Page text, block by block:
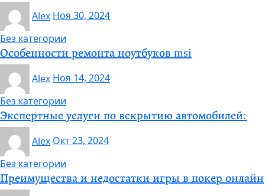
Alex Ноя 30, 2024
Без категории
Особенности ремонта ноутбуков msi
Alex Ноя 14, 2024
Без категории
Экспертные услуги по вскрытию автомобилей:
Alex Окт 23, 2024
Без категории
Преимущества и недостатки игры в покер онлайн